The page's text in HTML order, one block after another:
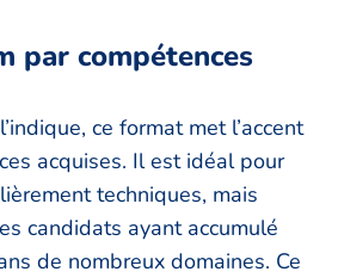
par compétences
ce format met l’accent
acquises. Il est idéal pour
techniques, mais
candidats ayant accumulé
de nombreux domaines. Ce